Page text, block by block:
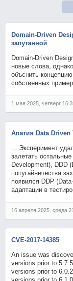
Domain-Driven
запутанной
Domain-Driven
новые слова,
объснить
собственных
1 мая 2025, четверг
Апатия Data Driven
... Эксперимент
залетать
Development), DDD
попугайничества
появился DDP
адаптации в
16 апреля 2025, среда
CVE-2017-14385
An issue was
versions prior to
versions prior to